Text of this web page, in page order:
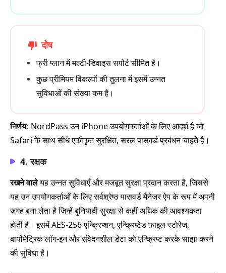
दोष
फ्री प्लान में मल्टी-डिवाइस सपोर्ट सीमित है।
कुछ प्रीमियम विकल्पों की तुलना में इसमें उन्नत
सुविधाओं की संख्या कम है।
निर्णय: NordPass उन iPhone उपयोगकर्ताओं के लिए आदर्श है जो
Safari के साथ सीधे एकीकृत सुरक्षित, सरल पासवर्ड प्रबंधन चाहते हैं।
4. रक्षक
रखने वालेयह उन्नत सुविधाएँ और मजबूत सुरक्षा प्रदान करता है, जिससे
यह उन उपयोगकर्ताओं के लिए सर्वश्रेष्ठ पासवर्ड मैनेजर ऐप के रूप में अपनी
जगह बना लेता है जिन्हें बुनियादी सुरक्षा से कहीं अधिक की आवश्यकता
होती है। इसमें AES-256 एन्क्रिप्शन, एन्क्रिप्टेड फ़ाइल स्टोरेज,
बायोमेट्रिक लॉग-इन और संवेदनशील डेटा को एन्क्रिप्ट करके साझा करने
की सुविधा है।